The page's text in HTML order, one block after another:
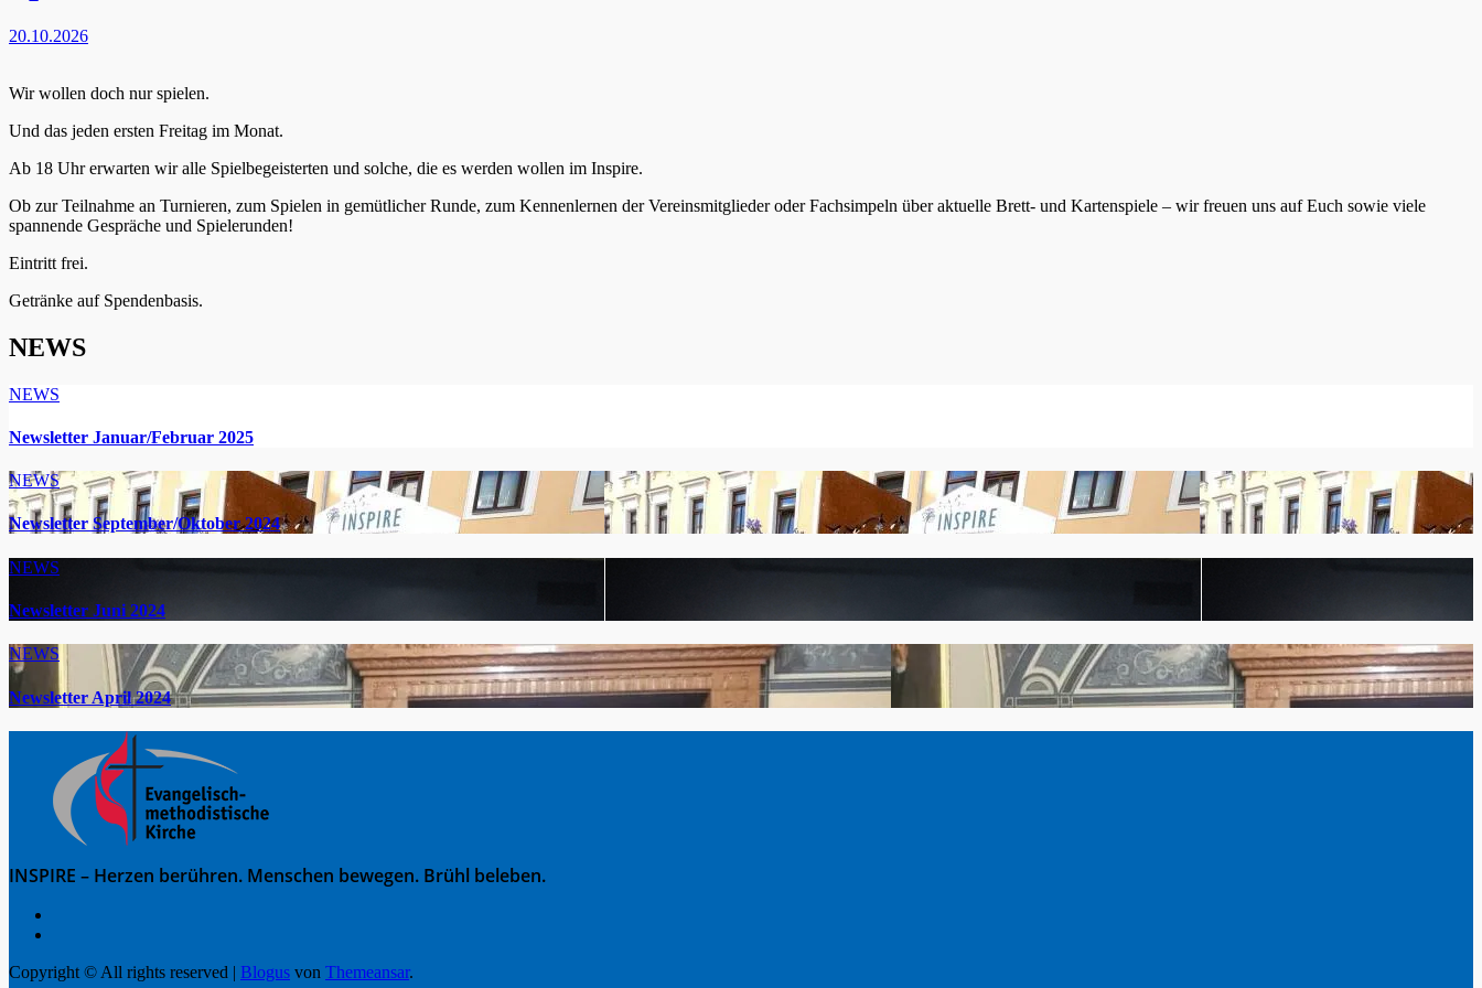
20.10.2026
Wir wollen doch nur spielen.
Und das jeden ersten Freitag im Monat.
Ab 18 Uhr erwarten wir alle Spielbegeisterten und solche, die es werden wollen im Inspire.
Ob zur Teilnahme an Turnieren, zum Spielen in gemütlicher Runde, zum Kennenlernen der Vereinsmitglieder oder Fachsimpeln über aktuelle Brett- und Kartenspiele – wir freuen uns auf Euch sowie viele
spannende Gespräche und Spielerunden!
Eintritt frei.
Getränke auf Spendenbasis.
NEWS
NEWS
Newsletter Januar/Februar 2025
NEWS
Newsletter September/Oktober 2024
NEWS
Newsletter Juni 2024
NEWS
Newsletter April 2024
INSPIRE – Herzen berühren. Menschen bewegen. Brühl beleben.
Copyright © All rights reserved | Blogus von Themeansar.